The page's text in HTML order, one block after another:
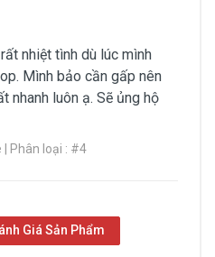
Auto Eyebrow
Shopee
MUA
nhiệt tình dù lúc mình
Mình bảo cần gấp nên
nhanh luôn ạ. Sẽ ủng hộ
Phân loại : #4
Giá Sản Phẩm